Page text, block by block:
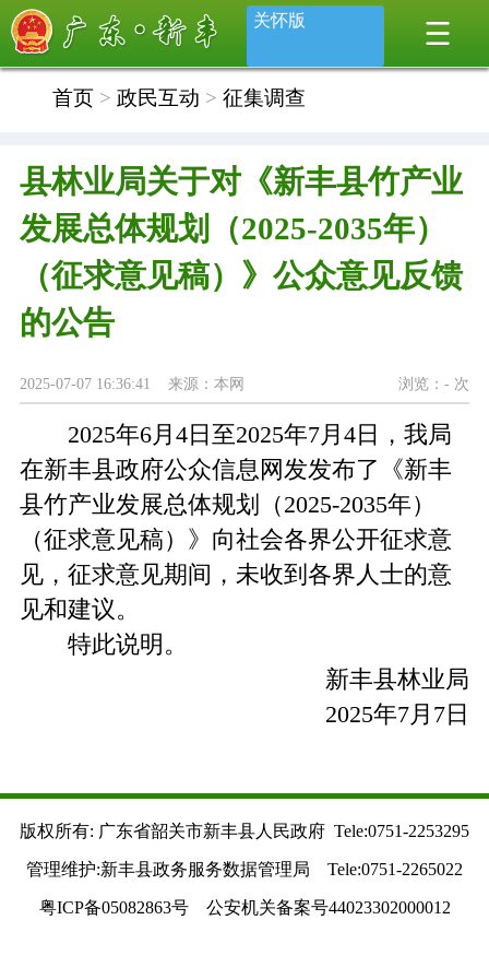
关怀版
首页> 政民互动 > 征集调查
县林业局关于对《新丰县竹产业
发展总体规划（2025-2035年）
（征求意见稿）》公众意见反馈
的公告
浏览：- 次
2025-07-07 16:36:41 来源：本网
2025年6月4日至2025年7月4日，我局
在新丰县政府公众信息网发发布了《新丰
县竹产业发展总体规划（2025-2035年）
（征求意见稿）》向社会各界公开征求意
见，征求意见期间，未收到各界人士的意
见和建议。
特此说明。
新丰县林业局
2025年7月7日
版权所有: 广东省韶关市新丰县人民政府 Tele:0751-2253295
管理维护:新丰县政务服务数据管理局 Tele:0751-2265022
粤ICP备05082863号 公安机关备案号44023302000012